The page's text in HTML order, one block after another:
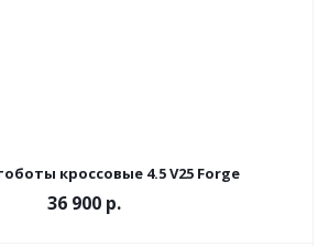
кроссовые 4.5 V25 Forge
36 900 р.